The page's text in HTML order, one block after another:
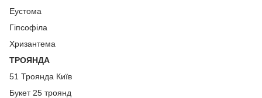
Еустома
Гіпсофіла
Хризантема
ТРОЯНДА
51 Троянда Київ
Букет 25 троянд